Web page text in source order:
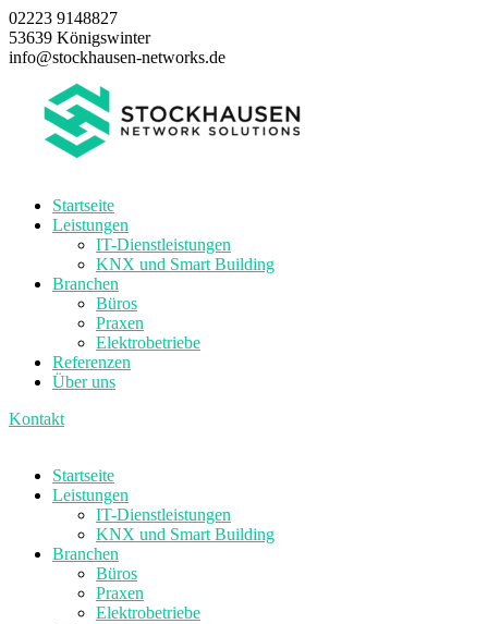
02223 9148827
53639 Königswinter
info@stockhausen-networks.de
Startseite
Leistungen
IT-Dienstleistungen
KNX und Smart Building
Branchen
Büros
Praxen
Elektrobetriebe
Referenzen
Über uns
Kontakt
Startseite
Leistungen
IT-Dienstleistungen
KNX und Smart Building
Branchen
Büros
Praxen
Elektrobetriebe